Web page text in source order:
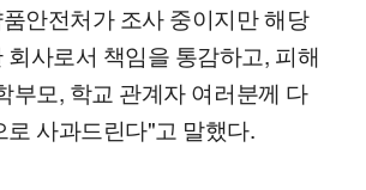
안전처가 조사 중이지만 해당
사로서 책임을 통감하고, 피해
부모, 학교 관계자 여러분께 다
로 사과드린다"고 말했다.